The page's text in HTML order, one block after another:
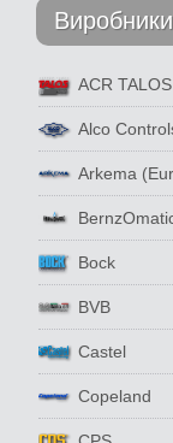
Виробники
ACR TALOS
Alco
Arkema
Bock
BVB
Castel
Copeland